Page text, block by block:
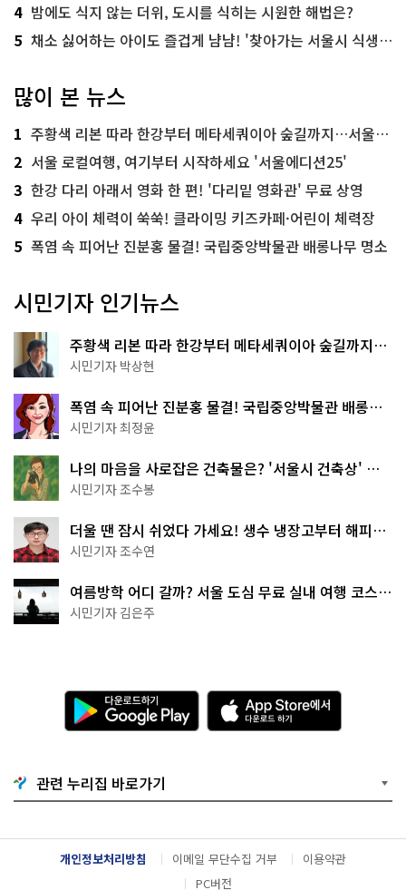
4 밤에도 식지 않는 더위, 도시를 식히는 시원한 해법은?
5 채소 싫어하는 아이도 즐겁게 냠냠! '찾아가는 서울시 식생활 교육' 현장
많이 본 뉴스
1 주황색 리본 따라 한강부터 메타세쿼이아 숲길까지…서울둘레길 15코스
2 서울 로컬여행, 여기부터 시작하세요 '서울에디션25'
3 한강 다리 아래서 영화 한 편! '다리밑 영화관' 무료 상영
4 우리 아이 체력이 쑥쑥! 클라이밍 키즈카페·어린이 체력장
5 폭염 속 피어난 진분홍 물결! 국립중앙박물관 배롱나무 명소
시민기자 인기뉴스
주황색 리본 따라 한강부터 메타세쿼이아 숲길까지…
서울둘레길 15코스
시민기자 박상현
폭염 속 피어난 진분홍 물결! 국립중앙박물관 배롱나
무 명소
시민기자 최정윤
나의 마음을 사로잡은 건축물은? '서울시 건축상' 수
상작 공개!
시민기자 조수봉
더울 땐 잠시 쉬었다 가세요! 생수 냉장고부터 해피소
·무더위쉼터까지
시민기자 조수연
여름방학 어디 갈까? 서울 도심 무료 실내 여행 코스
추천
시민기자 김은주
다
운
로
기
G
o
g
l
e
A
p
p
e
서
다
운
관련 누리집 바로가기
개인정보처리방침 이메일 무단수집 거부
이용약관
PC버전